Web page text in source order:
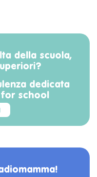
della scuola,
dedicata
for school